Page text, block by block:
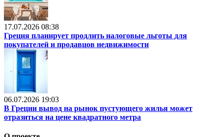
17.07.2026 08:38
Греция планирует продлить налоговые льготы для
покупателей и продавцов недвижимости
06.07.2026 19:03
В Греции вывод на рынок пустующего жилья может
отразиться на цене квадратного метра